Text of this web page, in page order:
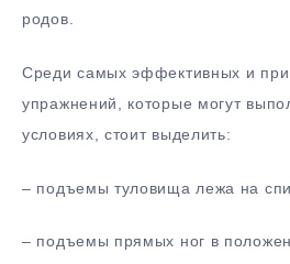
родов.
Среди самых эффективных и при
упражнений, которые могут
условиях, стоит выделить:
– подъемы туловища лежа на
– подъемы прямых ног в